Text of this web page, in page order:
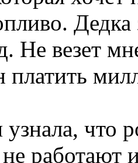
Дедка
Не везет
платить
что
работают